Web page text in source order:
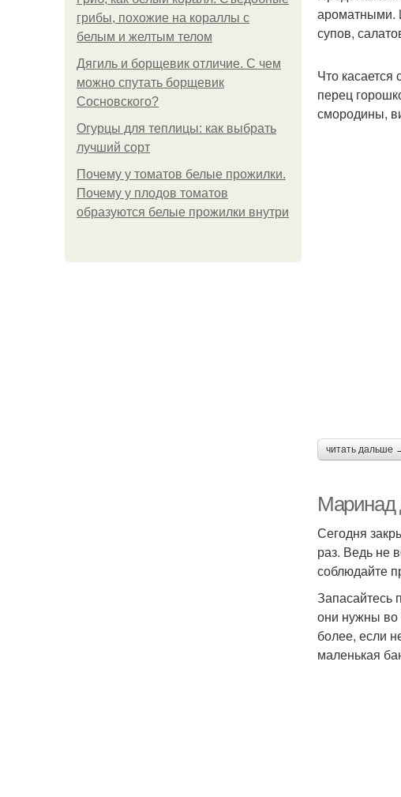
грибы, похожие на кораллы с
белым и желтым телом
Дягиль и борщевик отличие. С чем
можно спутать борщевик
Сосновского?
Огурцы для теплицы: как выбрать
лучший сорт
Почему у томатов белые прожилки.
Почему у плодов томатов
образуются белые прожилки внутри
ароматными.
супов,
Что
перец
смородины,
читать дальше
Маринад
Сегодня
раз. Ведь не
соблюдайте
Запасайтесь
они нужны во
более, если
маленькая